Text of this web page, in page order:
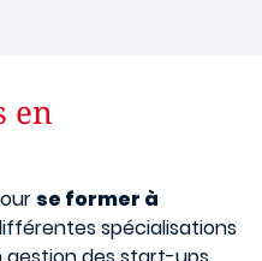
en
se former à
spécialisations